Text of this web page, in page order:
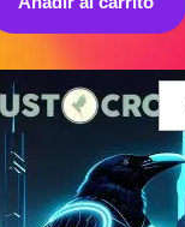
era:
es: